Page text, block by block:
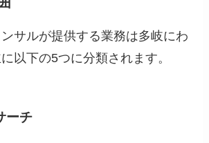
サルが提供する業務は多岐にわ
以下の5つに分類されます。
ーチ